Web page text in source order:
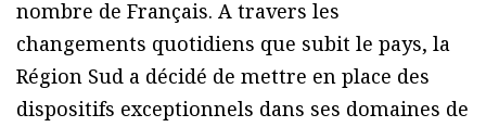
nombre de Français. A travers les
changements quotidiens que subit le pays, la
Région Sud a décidé de mettre en place des
dispositifs exceptionnels dans ses domaines de